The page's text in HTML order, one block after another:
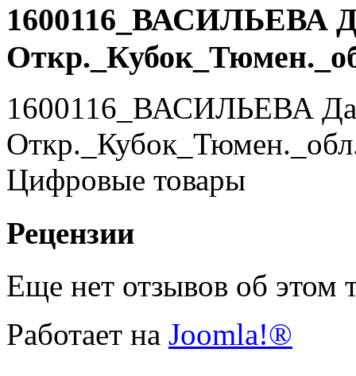
1600116_ВАСИЛЬЕВА
1600116_ВАСИЛЬЕВА
Цифровые товары
Рецензии
Еще нет отзывов об этом
Работает на Joomla!®